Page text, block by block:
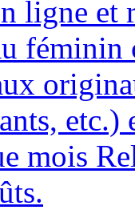
ligne et
féminin
mois